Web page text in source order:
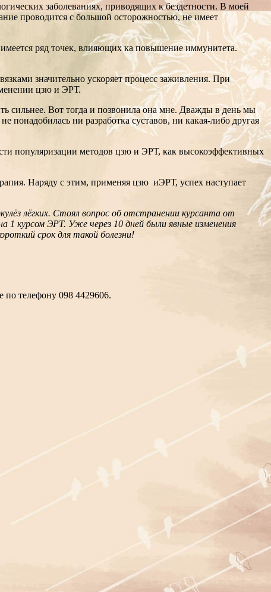
заболеваниях, приводящих к бездетности. В моей
проводится с большой осторожностью, не имеет
ряд точек, влияющих ка повышение иммунитета.
значительно ускоряет процесс заживления. При
цзю и ЭРТ.
сильнее. Вот тогда и позвонила она мне. Дважды в день мы
ни разработка суставов, ни какая-либо другая
популяризации методов цзю и ЭРТ, как высокоэффективных
Наряду с этим, применяя цзю иЭРТ, успех наступает
лёгких. Стоял вопрос об отстранении курсанта от
1 курсом ЭРТ. Уже через 10 дней были явные изменения
срок для такой болезни!
по телефону 098 4429606.